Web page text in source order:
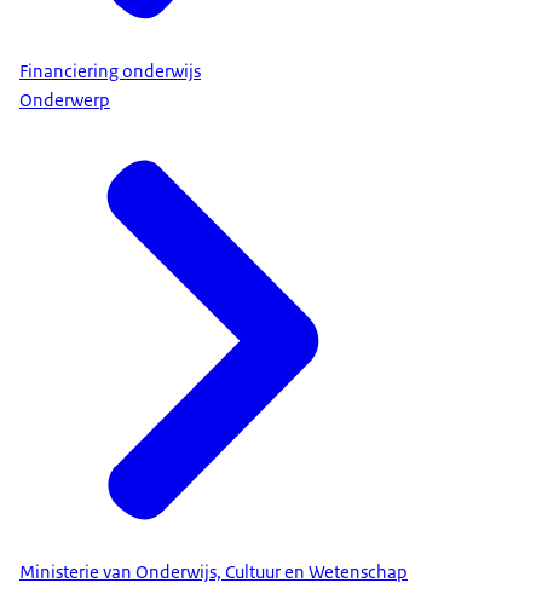
Financiering onderwijs
Onderwerp
Ministerie van Onderwijs, Cultuur en Wetenschap